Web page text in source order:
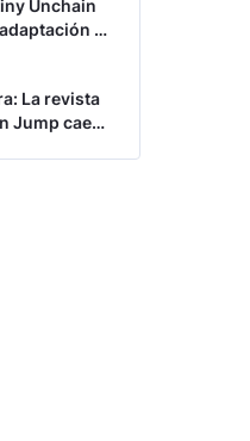
Unchain
al
La revista
Jump cae